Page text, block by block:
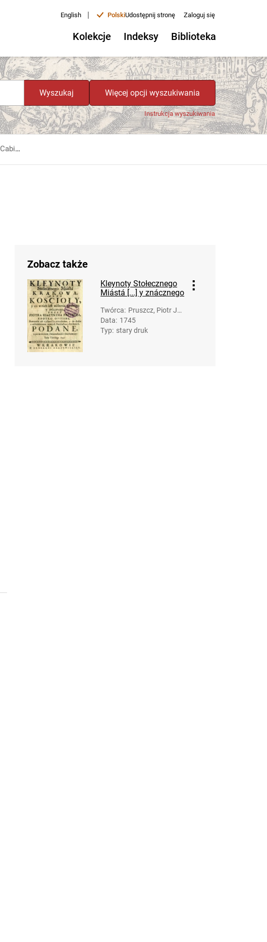
English | PolskiUdostępnij stronę Zaloguj się
Kolekcje Indeksy Biblioteka
Wyszukaj Więcej opcji wyszukiwania
Instrukcja wyszukiwania
Tableavx Dv Temple Des Mvses : Tirez Dv Cabinet De Fev Mr. Favereav Connseiller du Roy en sa Cour des Aydes, [et] grauez en Tailles - douces par les meilleurs Maistres de son temps, pour representer les Vertus [...]
Zobacz także
Kleynoty Stołecznego
Miástá [...] y znácznego
Twórca: Pruszcz, Piotr Jac
ek (Hiacynt) (160
5-post 1667).
Data: 1745
Typ: stary druk